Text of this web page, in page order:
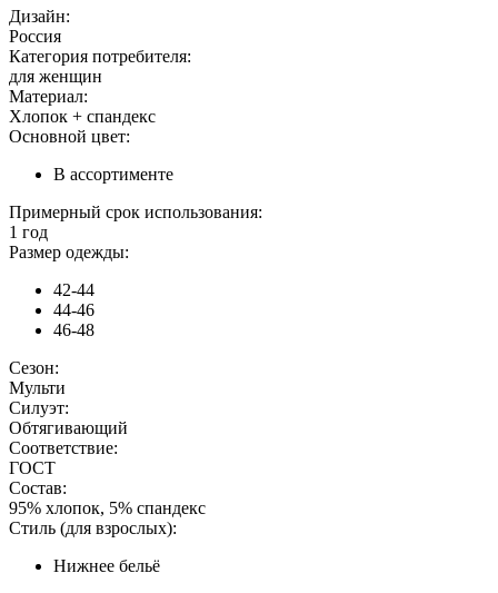
Дизайн:
Россия
Категория потребителя:
для женщин
Материал:
Хлопок + спандекс
Основной цвет:
В ассортименте
Примерный срок использования:
1 год
Размер одежды:
42-44
44-46
46-48
Сезон:
Мульти
Силуэт:
Обтягивающий
Соответствие:
ГОСТ
Состав:
95% хлопок, 5% спандекс
Стиль (для взрослых):
Нижнее бельё